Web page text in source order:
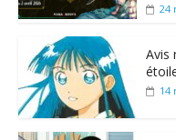
24
Avis
14